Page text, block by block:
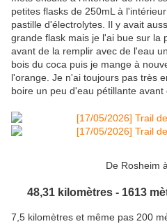
petites flasks de 250mL à
pastille d'électrolytes. Il y avait
grande flask mais je l'ai bue sur la
avant de la remplir avec de l'eau
bois du coca puis je mange à
l'orange. Je n'ai toujours pas très
boire un peu d'eau pétillante
De Rosheim
48,31 kilomètres - 1613
7,5 kilomètres et même pas 200